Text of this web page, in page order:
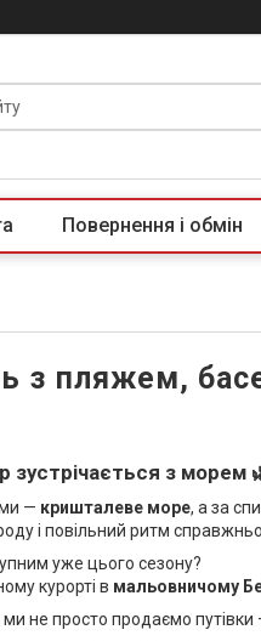
Повернення і обмін
з пляжем,
зустрічається з морем
— кришталеве море, а за
і повільний ритм
уже цього сезону?
курорті в мальовничому
ми не просто продаємо